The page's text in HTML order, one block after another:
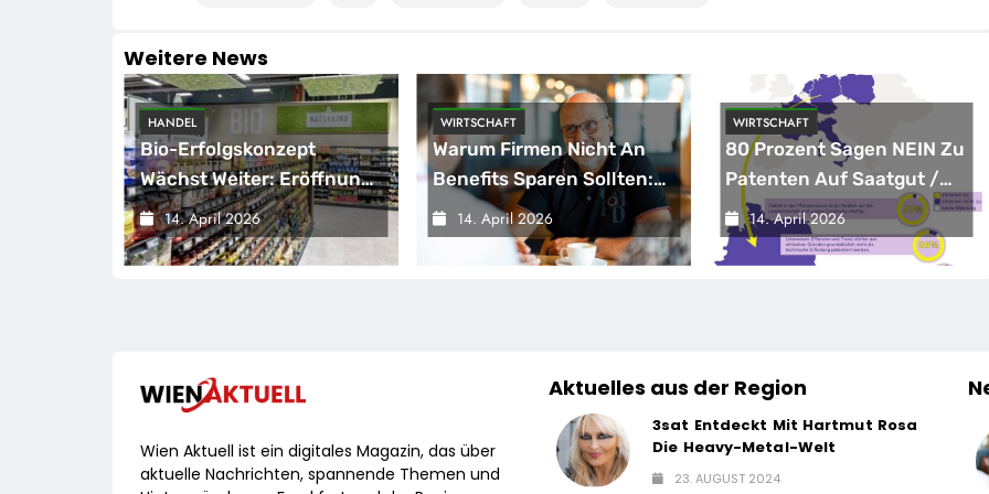
Weitere News
HANDEL
Bio-Erfolgskonzept
Wächst Weiter: Eröffnung
Der 200. NATURKIND-Welt
Bei EDEKA
14. April 2026
WIRTSCHAFT
Warum Firmen Nicht An
Benefits Sparen Sollten:
VW Als Gutes Vorbild
14. April 2026
WIRTSCHAFT
80 Prozent Sagen NEIN Zu
Patenten Auf Saatgut /
Repräsentative Umfrage
In Fünf EU-
Mitgliedstaaten
14. April 2026
Wien Aktuell ist ein digitales Magazin, das über
aktuelle Nachrichten, spannende Themen und
Aktuelles aus der Region
3sat Entdeckt Mit Hartmut Rosa
Die Heavy-Metal-Welt
23. AUGUST 2024